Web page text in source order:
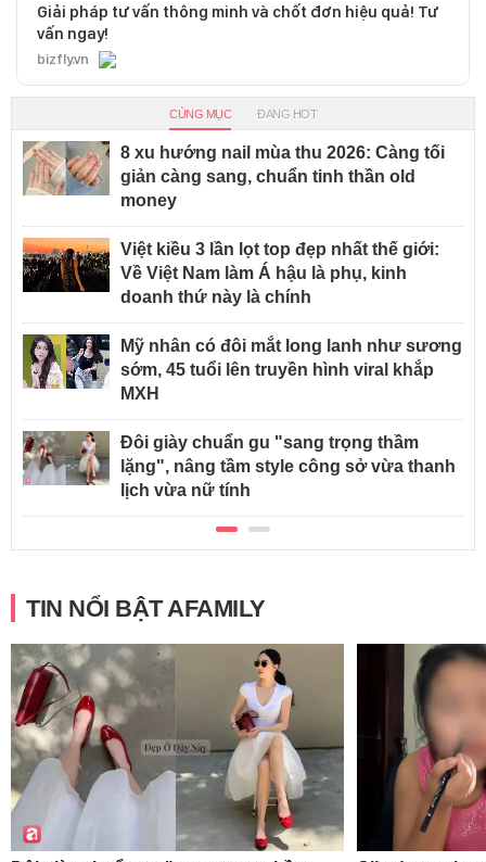
Giải pháp tư vấn thông minh và chốt đơn hiệu quả! Tư
vấn ngay!
bizfly.vn
CÙNG MỤC ĐANG HOT
8 xu hướng nail mùa thu 2026: Càng tối
giản càng sang, chuẩn tinh thần old
money
Việt kiều 3 lần lọt top đẹp nhất thế giới:
Về Việt Nam làm Á hậu là phụ, kinh
doanh thứ này là chính
Mỹ nhân có đôi mắt long lanh như sương
sớm, 45 tuổi lên truyền hình viral khắp
MXH
Đôi giày chuẩn gu "sang trọng thầm
lặng", nâng tầm style công sở vừa thanh
lịch vừa nữ tính
TIN NỔI BẬT AFAMILY